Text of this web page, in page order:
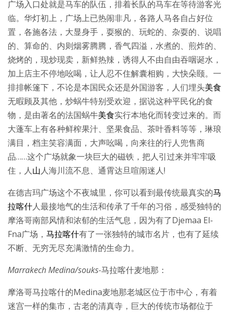
广场入口处就是马车的队伍，排着长队的马车在等待游客光
临。华灯初上，广场上已热闹非凡，各路人马各自占好位
置，各施各法，大显身手，耍猴的、玩蛇的、杂耍的、说唱
的、算命的、内则烟雾腾腾，香气四溢，水煮的、煎炸的、
烧烤的，现炒现卖，新鲜热辣，诱得人不由自由吞咽诞水，
加上店主不停地吆喝，让人忍不住解囊相购，大快朵颐。一
排排帐篷下，不论是本国民众还是外国游客，人们埋头美食
无暇顾及其他，炒蜗牛特别受欢迎，据说这种平民化的食
物，是由著名的法国蜗牛美食实行本地化而转变过来的。而
大蓬车上有各种鲜榨果汁、坚果食品、茶叶香料等等，琳琅
满目，档主笑容满面，大声吆喝，向来往的行人兜售商
品……这个广场就象一块巨大的磁铁，把人引过来并牢牢吸
住，人山人海川流不息、通霄达旦喧闹迷人!
在德吉玛广场这个不夜城里，你可以看到最传统最真实的马
拉喀什人最接地气的生活和传承了千年的习俗，感受独特的
摩洛哥南部风情和浓郁的生活气息，因为有了Djemaa El-
Fna广场， 马拉喀什有了一张独特的城市名片，也有了延续
不断、无穷无尽充满激情的生命力。
Marrakech Medina/souks-马拉喀什麦地那：
摩洛哥马拉喀什的Medina麦地那老城区位于市中心，有着
迷宫一样的集市，古老的清真寺，巨大的传统市场都位于